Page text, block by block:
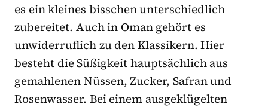
es ein kleines bisschen unterschiedlich
zubereitet. Auch in Oman gehört es
unwiderruflich zu den Klassikern. Hier
besteht die Süßigkeit hauptsächlich aus
gemahlenen Nüssen, Zucker, Safran und
Rosenwasser. Bei einem ausgeklügelten